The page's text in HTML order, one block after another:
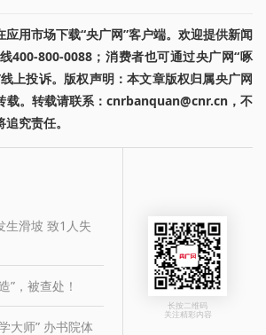
应用市场下载“央广网”客户端。欢迎提供新闻
400-800-0088；消费者也可通过央广网“啄
上投诉。版权声明：本文章版权归属央广网
载。转载请联系：cnrbanquan@cnr.cn，不
究责任。
生滑坡 致1人失
”，被查处！
大师” 办书院体
长按二维码
关注精彩内容